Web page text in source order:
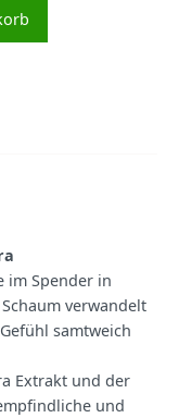
im Spender in
verwandelt
samtweich
Extrakt und der
und